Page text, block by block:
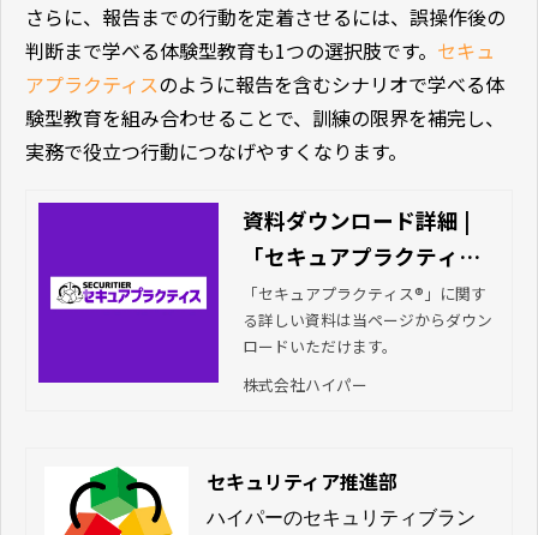
さらに、報告までの行動を定着させるには、誤操作後の
判断まで学べる体験型教育も1つの選択肢です。 セキュ
アプラクティスのように報告を含むシナリオで学べる体
験型教育を組み合わせることで、訓練の限界を補完し、
実務で役立つ行動につなげやすくなります。
資料ダウンロード詳細 |
「セキュアプラクティス
®」人数・回数無制限の情
報セキュリティ教育ツー
「セキュアプラクティス®」に関す
る詳しい資料は当ページからダウン
ロードいただけます。
株式会社ハイパー
セキュリティア推進部
ハイパーのセキュリティブラン